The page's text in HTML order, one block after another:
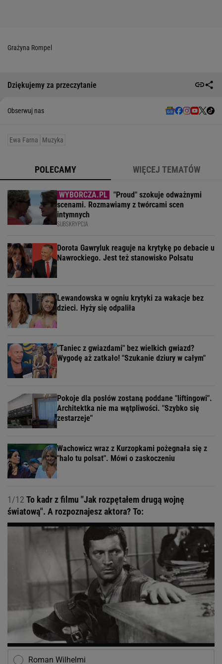
Grażyna Rompel
Dziękujemy za przeczytanie
Obserwuj nas
Ewa Farna Muzyka
POLECAMY WIĘCEJ TEMATÓW
"Proud" szokuje odważnymi
scenami. Rozmawiamy z twórcami scen
intymnych
SUBSKRYPCJA
Dorota Gawryluk reaguje na krytykę po debacie u
Nawrockiego. Jest też stanowisko Polsatu
Lewandowska w ogniu krytyki za wakacje bez
dzieci. Hyży się odpaliła
"Taniec z gwiazdami" bez wielkich gwiazd?
Wygodę aż zatkało! "Szukanie dziury w całym"
Pokoje dla posłów zostaną poddane "liftingowi".
Architektka nie ma wątpliwości. "Szybko się
zestarzeje"
Wachowicz wraz z Kurzopkami pożegnała się z
"halo tu polsat". Mówi o zaskoczeniu
1/12 To kadr z filmu "Jak rozpętałem drugą wojnę
światową". A rozpoznajesz aktora? To:
Roman Wilhelmi